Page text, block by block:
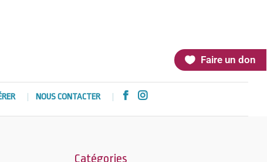
Faire un don
NOUS CONTACTER  
Catégories